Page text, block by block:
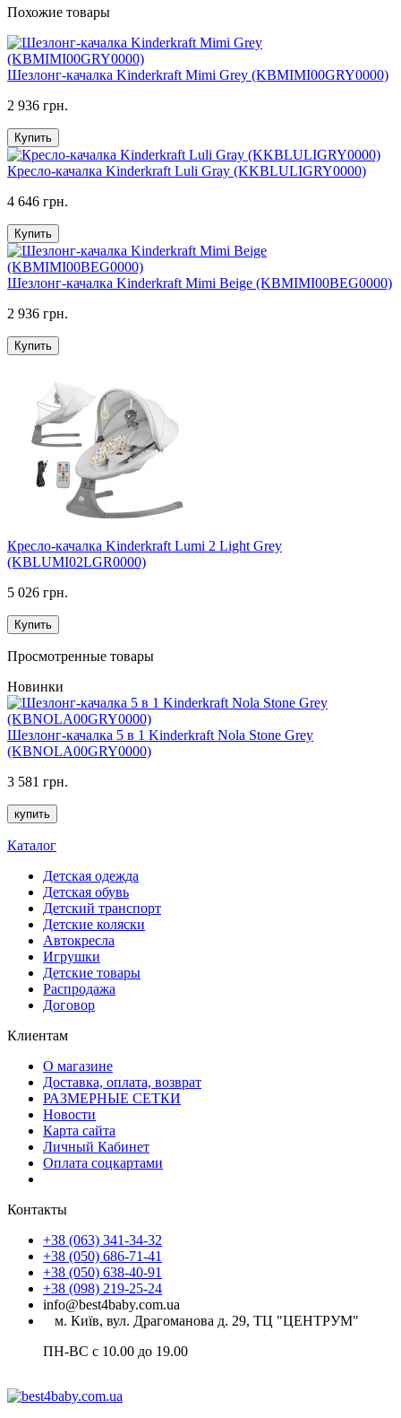
Похожие товары
Шезлонг-качалка Kinderkraft Mimi Grey (KBMIMI00GRY0000)
2 936 грн.
Купить
Кресло-качалка Kinderkraft Luli Gray (KKBLULIGRY0000)
4 646 грн.
Купить
Шезлонг-качалка Kinderkraft Mimi Beige (KBMIMI00BEG0000)
2 936 грн.
Купить
Кресло-качалка Kinderkraft Lumi 2 Light Grey
(KBLUMI02LGR0000)
5 026 грн.
Купить
Просмотренные товары
Новинки
Шезлонг-качалка 5 в 1 Kinderkraft Nola Stone Grey
(KBNOLA00GRY0000)
3 581 грн.
купить
Каталог
Детская одежда
Детская обувь
Детский транспорт
Детские коляски
Автокресла
Игрушки
Детские товары
Распродажа
Договор
Клиентам
О магазине
Доставка, оплата, возврат
РАЗМЕРНЫЕ СЕТКИ
Новости
Карта сайта
Личный Кабинет
Оплата соцкартами
Контакты
+38 (063) 341-34-32
+38 (050) 686-71-41
+38 (050) 638-40-91
+38 (098) 219-25-24
info@best4baby.com.ua
м. Київ, вул. Драгоманова д. 29, ТЦ "ЦЕНТРУМ"
ПН-ВС с 10.00 до 19.00